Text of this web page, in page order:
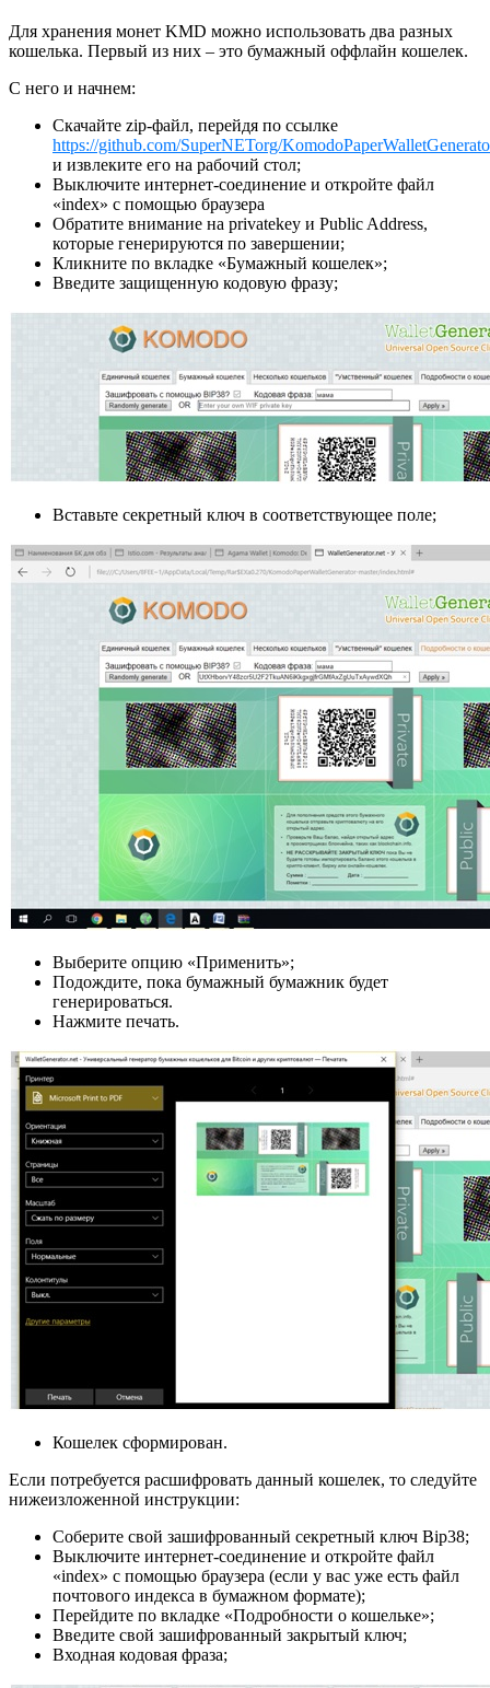
Для хранения монет KMD можно использовать два разных
кошелька. Первый из них – это бумажный оффлайн кошелек.
С него и начнем:
Скачайте zip-файл, перейдя по ссылке
https://github.com/SuperNETorg/
и извлеките его на рабочий стол;
Выключите интернет-соединение и откройте файл
«index» с помощью браузера
Обратите внимание на privatekey и Public Address,
которые генерируются по завершении;
Кликните по вкладке «Бумажный кошелек»;
Введите защищенную кодовую фразу;
Вставьте секретный ключ в соответствующее поле;
Выберите опцию «Применить»;
Подождите, пока бумажный бумажник будет
генерироваться.
Нажмите печать.
Кошелек сформирован.
Если потребуется расшифровать данный кошелек, то следуйте
нижеизложенной инструкции:
Соберите свой зашифрованный секретный ключ Bip38;
Выключите интернет-соединение и откройте файл
«index» с помощью браузера (если у вас уже есть файл
почтового индекса в бумажном формате);
Перейдите по вкладке «Подробности о кошельке»;
Введите свой зашифрованный закрытый ключ;
Входная кодовая фраза;